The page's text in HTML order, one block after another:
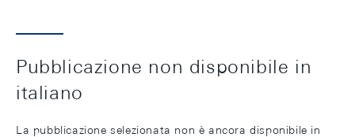
Pubblicazione non disponibile in
italiano
La pubblicazione selezionata non è ancora disponibile in